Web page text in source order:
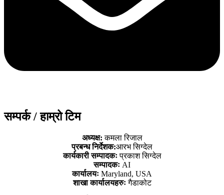
सम्पर्क / हाम्रो टिम
अध्यक्ष:कमला रिजाल
प्रबन्ध निर्देशक:आरभ सिग्देल
कार्यकारी सम्पादकःप्रकाश सिग्देल
सम्पादकः AI
कार्यालयः Maryland, USA
शाखा कार्यालयहरुःगैडाकोट